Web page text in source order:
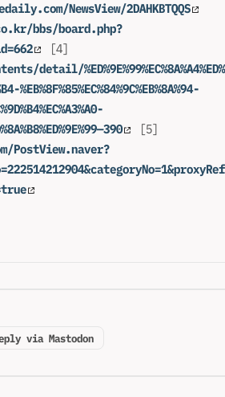
NewsView/2DAHKBTQQS
bbs/board.php?
[4]
%ED%9E%99%EC%8A%A4%ED%
%EB%8F%85%EC%84%9C%EB%8A%94-
[5]
PostView.naver?
via Mastodon